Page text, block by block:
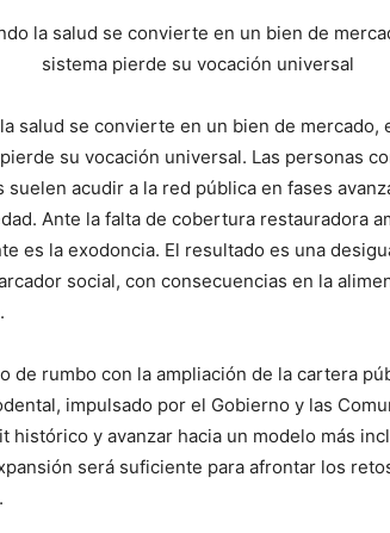
la salud se convierte en un bien de
sistema pierde su vocación universal
salud se convierte en un bien de mercado,
su vocación universal. Las personas
suelen acudir a la red pública en fases
Ante la falta de cobertura restauradora
es la exodoncia. El resultado es una
social, con consecuencias en la
de rumbo con la ampliación de la cartera
impulsado por el Gobierno y las
y avanzar hacia un modelo más
será suficiente para afrontar los